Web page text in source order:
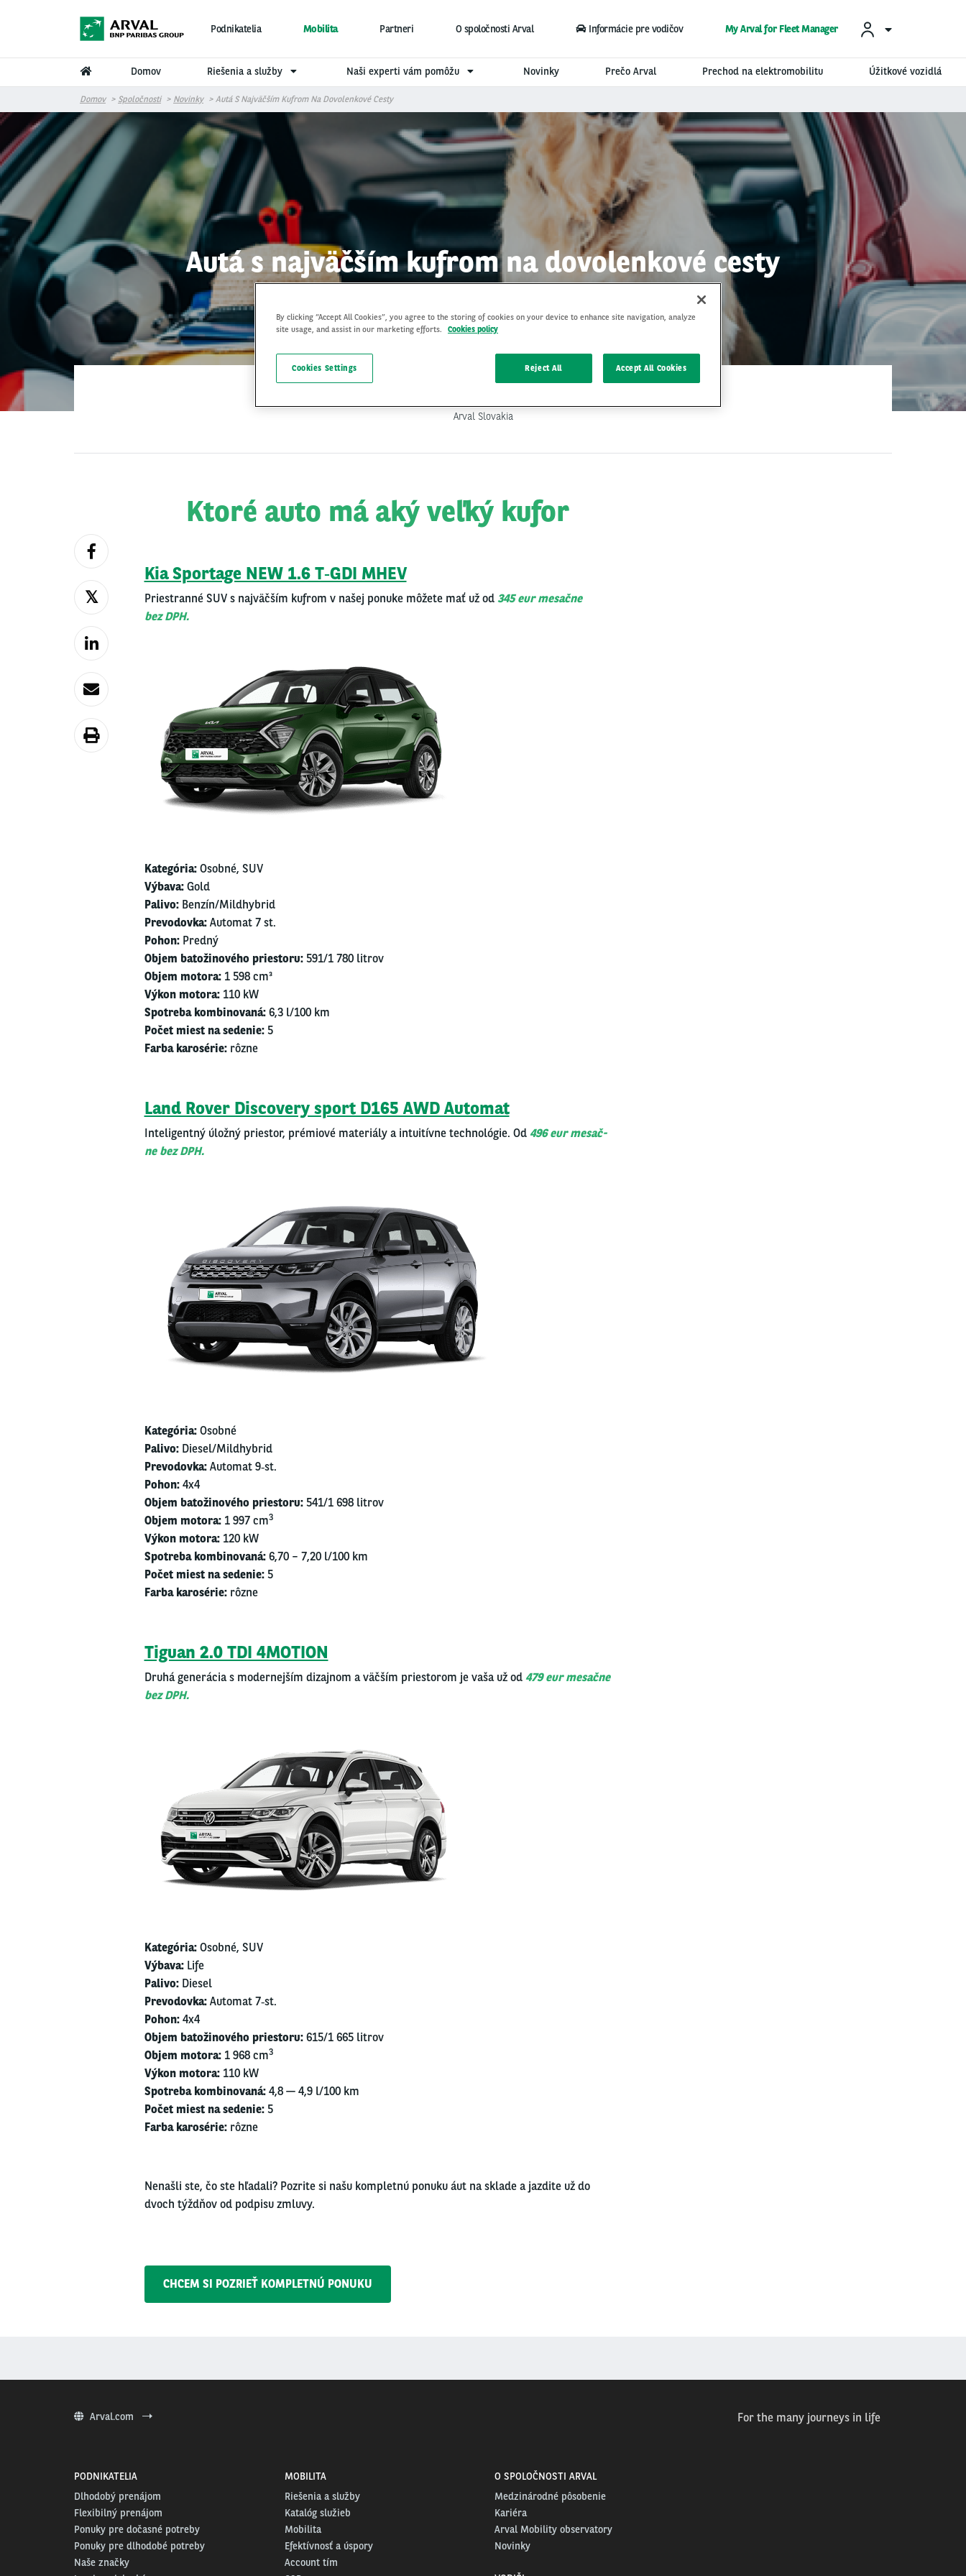
Podnikatelia Mobilita Partneri O spoločnosti Arval Informácie pre vodičov My Arval for Fleet Manager
Domov Riešenia a služby Naši experti vám pomôžu Novinky Prečo Arval Prechod na elektromobilitu Úžitkové vozidlá
Domov Spoločnosti Novinky Autá S Najväčším Kufrom Na Dovolenkové Cesty
Autá s najväčším kufrom na dovolenkové cesty
Arval Slovakia
Ktoré auto má aký veľký kufor
Kia Spor­ta­ge NEW 1.6 T‑GDI MHEV
Prie­stran­né SUV s naj­väč­ším kuf­rom v našej ponu­ke môže­te mať už od 345 eur mesač­ne
bez DPH.
Kate­gó­ria:Osob­né, SUV
Výba­va:Gold
Pali­vo: Benzín/​Mildhybrid
Pre­vo­dov­ka:Auto­mat 7 st.
Pohon:Pred­ný
Objem bato­ži­no­vé­ho pries­to­ru:591/1 780 lit­rov
Objem moto­ra: 1 598 cm³
Výkon moto­ra:110 kW
Spot­re­ba kom­bi­no­va­ná: 6,3 l/​100 km
Počet miest na sede­nie: 5
Far­ba karo­sé­rie:rôzne
Land Rover Dis­co­ve­ry sport D165 AWD Automat
Inte­li­gent­ný úlož­ný pries­tor, pré­mi­ové mate­riá­ly a intu­itív­ne tech­no­ló­gie. Od 496 eur mesač­
ne bez DPH.
Kate­gó­ria: Osob­né­
Pali­vo: Diesel/​Mildhybrid
Pre­vo­dov­ka: Auto­mat 9‑st.
Pohon: 4x4
Objem bato­ži­no­vé­ho pries­to­ru: 541/1 698 lit­rov
Objem moto­ra: 1 997 cm3
Výkon moto­ra: 120 kW
Spot­re­ba kom­bi­no­va­ná: 6,70 – 7,20 l/​100 km
Počet miest na sede­nie: 5
Far­ba karo­sé­rie: rôz­ne
Tigu­an 2.0 TDI 4MOTION
Dru­há gene­rá­cia s moder­nej­ším dizaj­nom a väč­ším pries­to­rom je vaša už od 479 eur mesač­ne
bez DPH.
Kate­gó­ria: Osob­né, SUV
Výba­va: Life
Pali­vo: Die­sel
Pre­vo­dov­ka: Auto­mat 7‑st.
Pohon: 4x4
Objem bato­ži­no­vé­ho pries­to­ru: 615/1 665 lit­rov
Objem moto­ra: 1 968 cm3
Výkon moto­ra: 110 kW
Spot­re­ba kom­bi­no­va­ná: 4,8 — 4,9 l/​100 km
Počet miest na sede­nie: 5
Far­ba karo­sé­rie: rôz­ne
Nenaš­li ste, čo ste hľa­da­li? Pozri­te si našu kom­plet­nú ponu­ku áut na skla­de a jaz­di­te už do
dvoch týž­dňov od pod­pi­su zmluvy.
CHCEM SI POZRIEŤ KOMPLETNÚ PONUKU
Arval.com For the many journeys in life
PODNIKATELIA
Dlhodobý prenájom
Flexibilný prenájom
Ponuky pre dočasné potreby
Ponuky pre dlhodobé potreby
Naše značky
MOBILITA
Riešenia a služby
Katalóg služieb
Mobilita
Efektívnosť a úspory
Account tím
O SPOLOČNOSTI ARVAL
Medzinárodné pôsobenie
Kariéra
Arval Mobility observatory
Novinky
By clicking “Accept All Cookies”, you agree to the storing of cookies on your device to enhance site navigation, analyze
site usage, and assist in our marketing efforts.
Cookies policy
Reject All Accept All Cookies
Cookies Settings